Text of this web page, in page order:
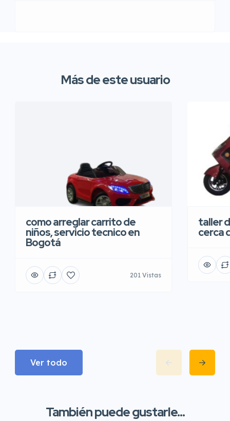
Más de este usuario
como arreglar carrito de
niños, servicio tecnico en
Bogotá
201 Vistas
taller
cerca
Ver todo
También puede gustarle...